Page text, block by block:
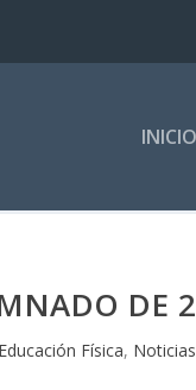
INICIO
DE
Educación Física, Noticias